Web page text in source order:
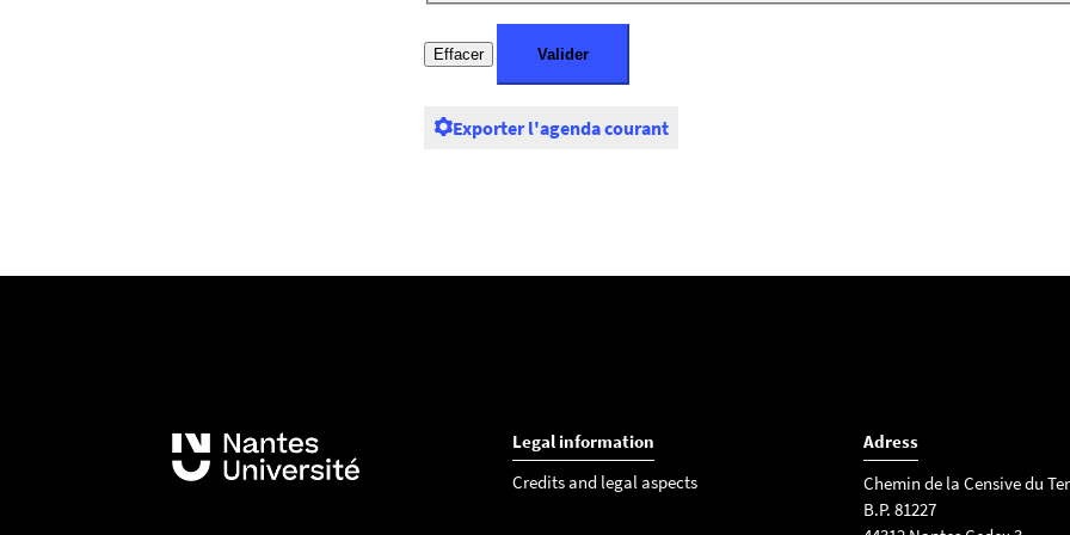
Exporter l'agenda courant
Legal information
Credits and legal aspects
Adress
Chemin de la Censive du
B.P. 81227